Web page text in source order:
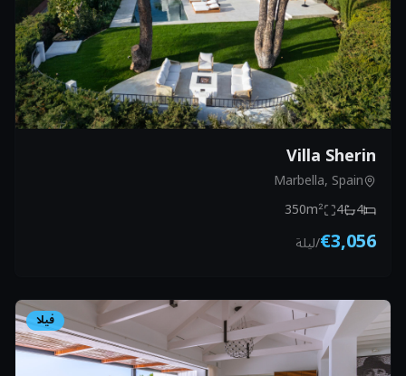
Villa Sherin
Marbella, Spain
4
4
350m²
€3,056
/ليلة
فيلا